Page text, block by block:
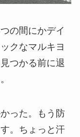
の間にかデイ
クなマルキヨ
つかる前に退
った。もう防
。ちょっと汗